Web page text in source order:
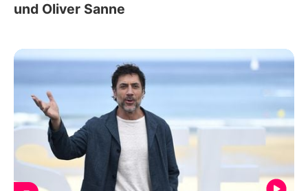
und Oliver Sanne